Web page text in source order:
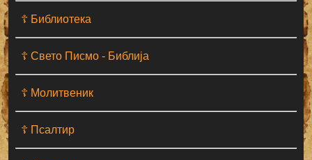
☦ Библиотека
☦ Свето Писмо - Библија
☦ Молитвеник
☦ Псалтир